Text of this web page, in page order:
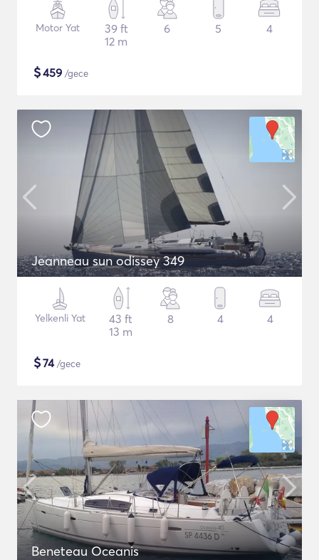
Motor Yat
39 ft
12 m
6 5 4
$459 /gece
Jeanneau sun odissey 349
Yelkenli Yat
43 ft
13 m
8 4 4
$74/gece
Beneteau Oceanis